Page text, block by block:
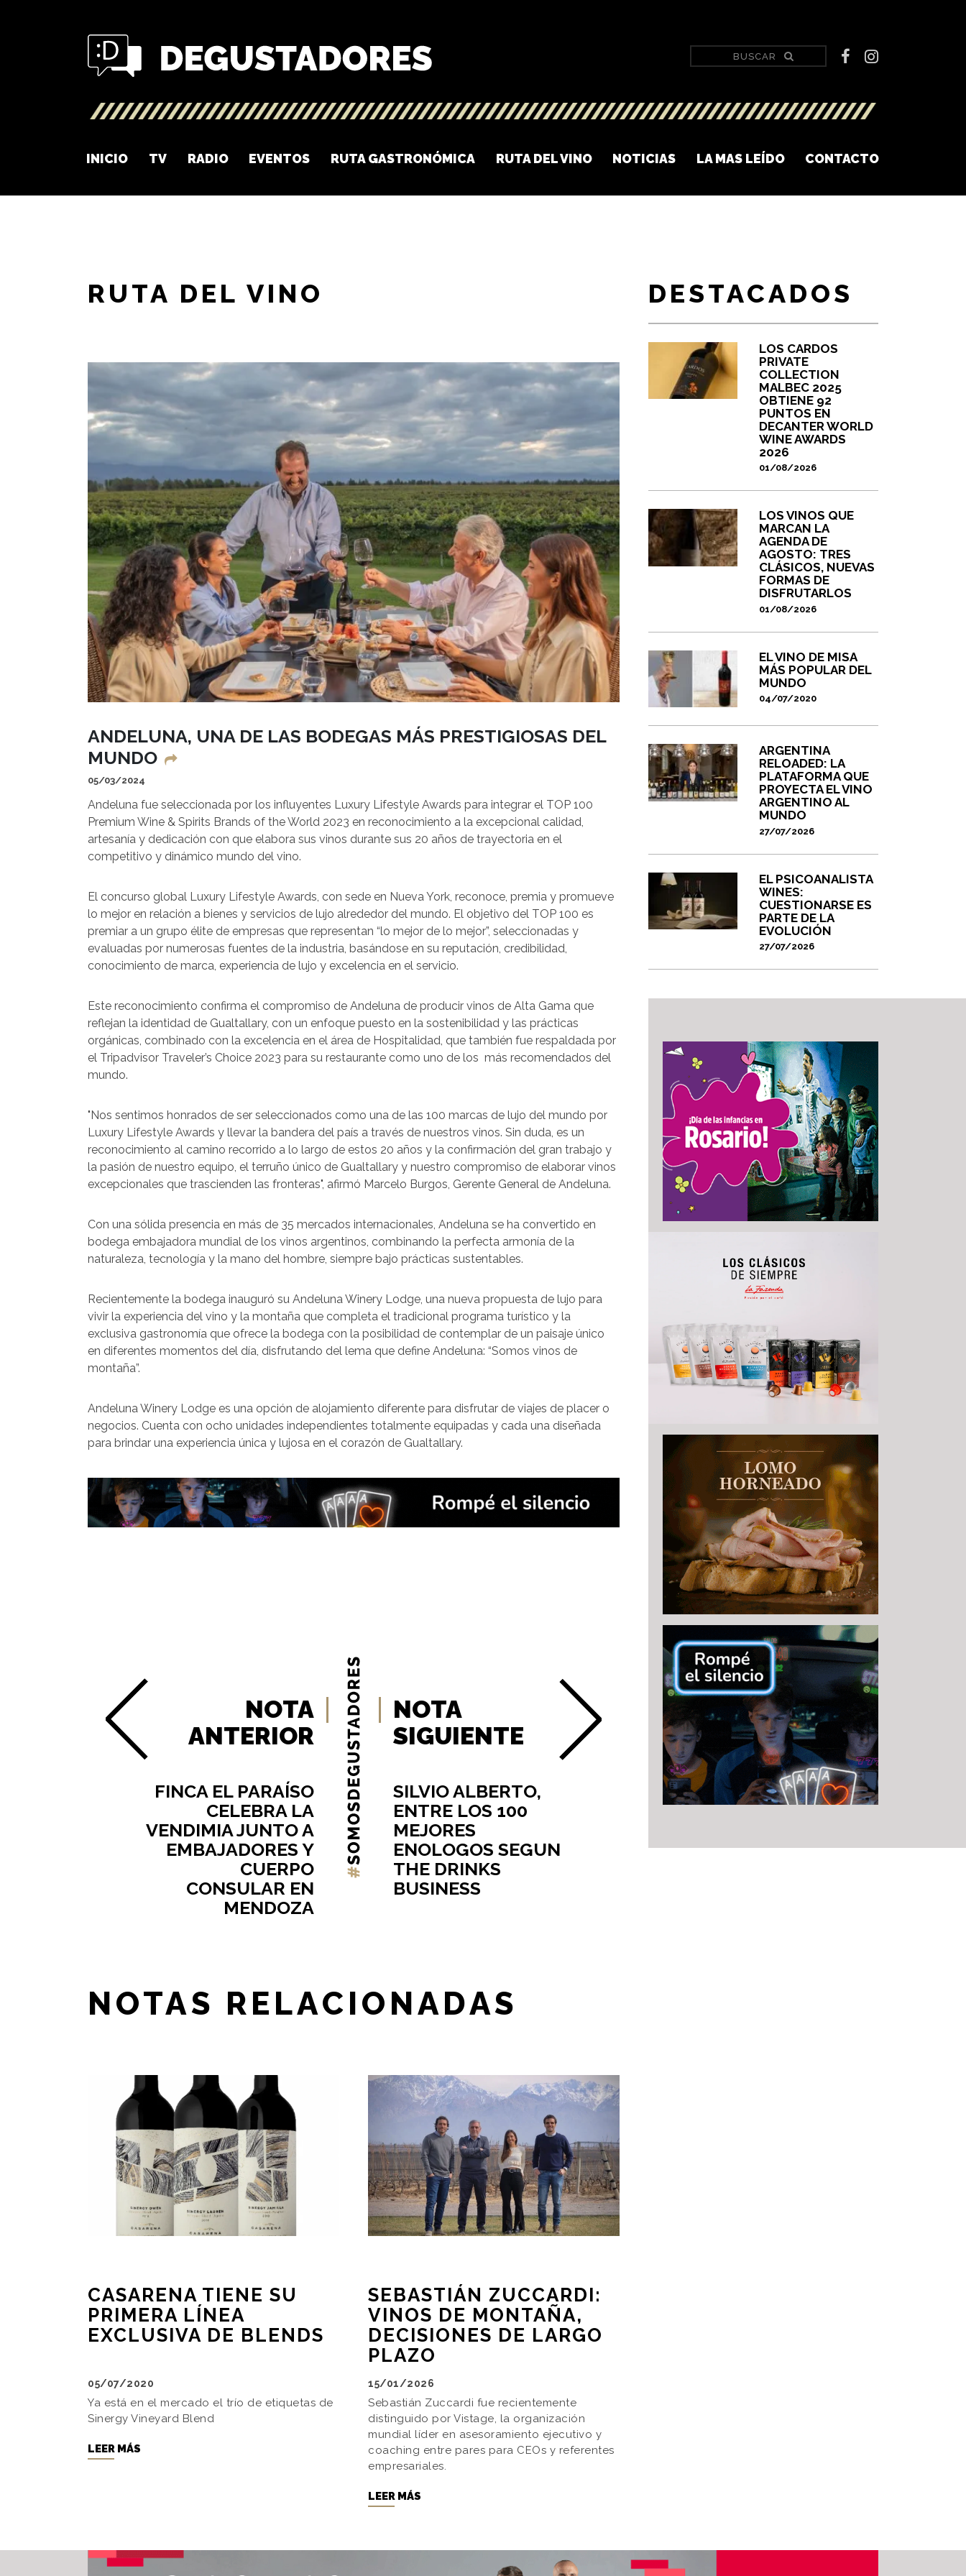
INICIO TV RADIO EVENTOS RUTA GASTRONÓMICA RUTA DEL VINO NOTICIAS LA MAS LEÍDO CONTACTO
RUTA DEL VINO
ANDELUNA, UNA DE LAS BODEGAS MÁS PRESTIGIOSAS DEL
MUNDO
05/03/2024
Andeluna fue seleccionada por los influyentes Luxury Lifestyle Awards para integrar el TOP 100
Premium Wine & Spirits Brands of the World 2023 en reconocimiento a la excepcional calidad,
artesanía y dedicación con que elabora sus vinos durante sus 20 años de trayectoria en el
competitivo y dinámico mundo del vino.
El concurso global Luxury Lifestyle Awards, con sede en Nueva York, reconoce, premia y promueve
lo mejor en relación a bienes y servicios de lujo alrededor del mundo. El objetivo del TOP 100 es
premiar a un grupo élite de empresas que representan “lo mejor de lo mejor”, seleccionadas y
evaluadas por numerosas fuentes de la industria, basándose en su reputación, credibilidad,
conocimiento de marca, experiencia de lujo y excelencia en el servicio.
Este reconocimiento confirma el compromiso de Andeluna de producir vinos de Alta Gama que
reflejan la identidad de Gualtallary, con un enfoque puesto en la sostenibilidad y las prácticas
orgánicas, combinado con la excelencia en el área de Hospitalidad, que también fue respaldada por
el Tripadvisor Traveler’s Choice 2023 para su restaurante como uno de los más recomendados del
mundo.
"Nos sentimos honrados de ser seleccionados como una de las 100 marcas de lujo del mundo por
Luxury Lifestyle Awards y llevar la bandera del país a través de nuestros vinos. Sin duda, es un
reconocimiento al camino recorrido a lo largo de estos 20 años y la confirmación del gran trabajo y
la pasión de nuestro equipo, el terruño único de Gualtallary y nuestro compromiso de elaborar vinos
excepcionales que trascienden las fronteras", afirmó Marcelo Burgos, Gerente General de Andeluna.
Con una sólida presencia en más de 35 mercados internacionales, Andeluna se ha convertido en
bodega embajadora mundial de los vinos argentinos, combinando la perfecta armonía de la
naturaleza, tecnología y la mano del hombre, siempre bajo prácticas sustentables.
Recientemente la bodega inauguró su Andeluna Winery Lodge, una nueva propuesta de lujo para
vivir la experiencia del vino y la montaña que completa el tradicional programa turístico y la
exclusiva gastronomía que ofrece la bodega con la posibilidad de contemplar de un paisaje único
en diferentes momentos del día, disfrutando del lema que define Andeluna: “Somos vinos de
montaña”.
Andeluna Winery Lodge es una opción de alojamiento diferente para disfrutar de viajes de placer o
negocios. Cuenta con ocho unidades independientes totalmente equipadas y cada una diseñada
para brindar una experiencia única y lujosa en el corazón de Gualtallary.
NOTA
ANTERIOR
FINCA EL PARAÍSO
CELEBRA LA
VENDIMIA JUNTO A
EMBAJADORES Y
CUERPO
CONSULAR EN
MENDOZA
NOTA
SIGUIENTE
SILVIO ALBERTO,
ENTRE LOS 100
MEJORES
ENOLOGOS SEGUN
THE DRINKS
BUSINESS
NOTAS RELACIONADAS
CASARENA TIENE SU
PRIMERA LÍNEA
EXCLUSIVA DE BLENDS
05/07/2020
Ya está en el mercado el trío de etiquetas de
Sinergy Vineyard Blend
LEER MÁS
SEBASTIÁN ZUCCARDI:
VINOS DE MONTAÑA,
DECISIONES DE LARGO
PLAZO
15/01/2026
Sebastián Zuccardi fue recientemente
distinguido por Vistage, la organización
mundial líder en asesoramiento ejecutivo y
coaching entre pares para CEOs y referentes
empresariales.
LEER MÁS
DESTACADOS
LOS CARDOS
PRIVATE
COLLECTION
MALBEC 2025
OBTIENE 92
PUNTOS EN
DECANTER WORLD
WINE AWARDS
2026
01/08/2026
LOS VINOS QUE
MARCAN LA
AGENDA DE
AGOSTO: TRES
CLÁSICOS, NUEVAS
FORMAS DE
DISFRUTARLOS
01/08/2026
EL VINO DE MISA
MÁS POPULAR DEL
MUNDO
04/07/2020
ARGENTINA
RELOADED: LA
PLATAFORMA QUE
PROYECTA EL VINO
ARGENTINO AL
MUNDO
27/07/2026
EL PSICOANALISTA
WINES:
CUESTIONARSE ES
PARTE DE LA
EVOLUCIÓN
27/07/2026